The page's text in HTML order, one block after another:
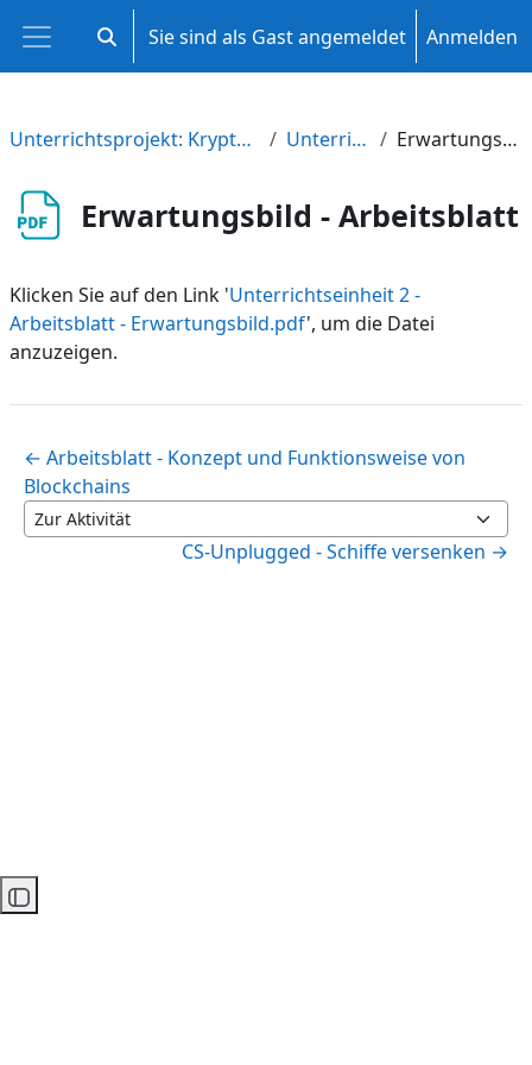
Zum Hauptinhalt
Website-Übersicht
Sucheingabe umschalten
Sie sind als Gast angemeldet Anmelden
Kursindex öffnen
Unterrichtsprojekt: Kryptowährungen und Blockchain Unterrichtseinheit 2 Erwartungsbild - Arbeitsblatt
Erwartungsbild - Arbeitsblatt
Klicken Sie auf den Link 'Unterrichtseinheit 2 -
Arbeitsblatt - Erwartungsbild.pdf', um die Datei
anzuzeigen.
← Arbeitsblatt - Konzept und Funktionsweise von
Blockchains
Zur Aktivität
CS-Unplugged - Schiffe versenken →